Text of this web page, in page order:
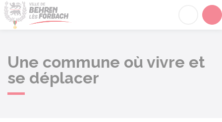
Une commune où vivre et
se déplacer